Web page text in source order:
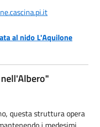
al nido L'Aquilone
questa struttura opera